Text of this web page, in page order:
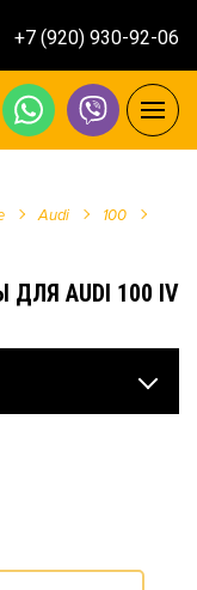
+7 (920) 930-92-06
Audi
100
AUDI 100 IV